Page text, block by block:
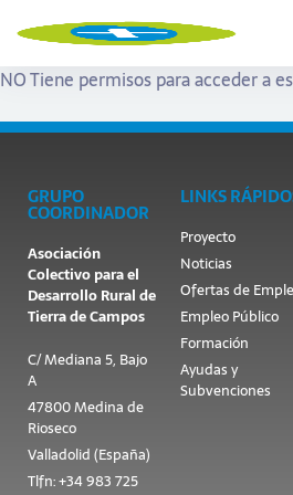
NO Tiene permisos para acceder a
GRUPO
COORDINADOR
Asociación
Colectivo para el
Desarrollo Rural de
Tierra de Campos
C/ Mediana 5, Bajo
A
47800 Medina de
Rioseco
Valladolid (España)
Tlfn: +34 983 725
LINKS
Proyecto
Noticias
Ofertas de
Empleo Público
Formación
Ayudas y
Subvenciones